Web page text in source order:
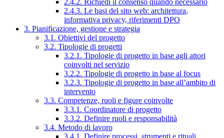
2.4.2. Richiedi il consenso quando necessario
2.4.3. Le basi del sito web: architettura,
informativa privacy, riferimenti DPO
3. Pianificazione, gestione e strategia
3.1. Obiettivi del progetto
3.2. Tipologie di progetti
3.2.1. Tipologie di progetto in base agli attori
coinvolti nel servizio
3.2.2. Tipologie di progetto in base al focus
3.2.3. Tipologie di progetto in base all’ambito di
intervento
3.3. Competenze, ruoli e figure coinvolte
3.3.1. Coordinatore di progetto
3.3.2. Definire ruoli e responsabilità
3.4. Metodo di lavoro
3.4.1. Definire processi, strumenti e rituali